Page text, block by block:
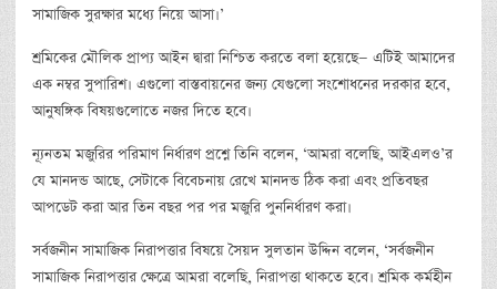
সামাজিক সুরক্ষার মধ্যে নিয়ে আসা।’
শ্রমিকের মৌলিক প্রাপ্য আইন দ্বারা নিশ্চিত করতে বলা হয়েছে— এটিই আমাদের
এক নম্বর সুপারিশ। এগুলো বাস্তবায়নের জন্য যেগুলো সংশোধনের দরকার হবে,
আনুষঙ্গিক বিষয়গুলোতে নজর দিতে হবে।
ন্যূনতম মজুরির পরিমাণ নির্ধারণ প্রশ্নে তিনি বলেন, ‘আমরা বলেছি, আইএলও’র
যে মানদন্ড আছে, সেটাকে বিবেচনায় রেখে মানদন্ড ঠিক করা এবং প্রতিবছর
আপডেট করা আর তিন বছর পর পর মজুরি পুননির্ধারণ করা।
সর্বজনীন সামাজিক নিরাপত্তার বিষয়ে সৈয়দ সুলতান উদ্দিন বলেন, ‘সর্বজনীন
সামাজিক নিরাপত্তার ক্ষেত্রে আমরা বলেছি, নিরাপত্তা থাকতে হবে। শ্রমিক কর্মহীন